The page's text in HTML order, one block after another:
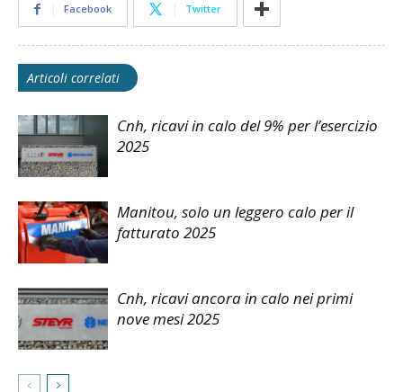
Facebook Twitter
Articoli correlati
Cnh, ricavi in calo del 9% per l’esercizio
2025
Manitou, solo un leggero calo per il
fatturato 2025
Cnh, ricavi ancora in calo nei primi
nove mesi 2025